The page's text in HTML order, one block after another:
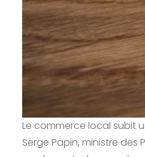
Le commerce local subit
Serge Papin, ministre des